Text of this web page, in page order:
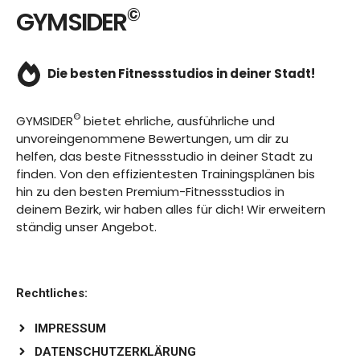
GYMSIDER©
Die besten Fitnessstudios in deiner Stadt!
GYMSIDER© bietet ehrliche, ausführliche und
unvoreingenommene Bewertungen, um dir zu
helfen, das beste Fitnessstudio in deiner Stadt zu
finden. Von den effizientesten Trainingsplänen bis
hin zu den besten Premium-Fitnessstudios in
deinem Bezirk, wir haben alles für dich! Wir erweitern
ständig unser Angebot.
Rechtliches:
IMPRESSUM
DATENSCHUTZERKLÄRUNG